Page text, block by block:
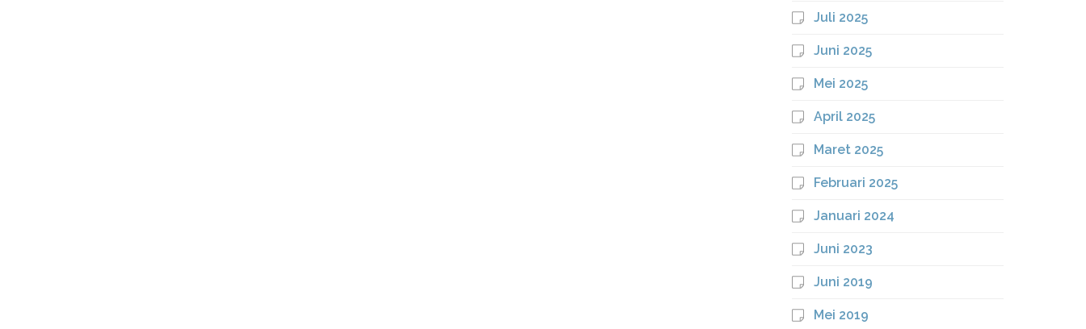
Juli 2025
Juni 2025
Mei 2025
April 2025
Maret 2025
Februari 2025
Januari 2024
Juni 2023
Juni 2019
Mei 2019